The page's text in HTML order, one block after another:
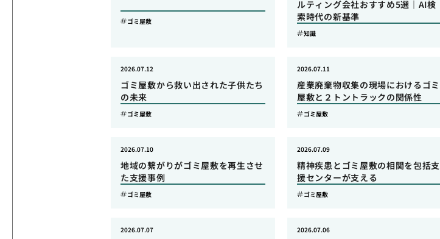
ゴミ屋敷
ルティング会社おすすめ5選｜AI検
索時代の新基準
知識
ゴミ屋敷から救い出された子供たち
の未来
2026.07.12
ゴミ屋敷
産業廃棄物収集の現場におけるゴミ
屋敷と２トントラックの関係性
2026.07.11
ゴミ屋敷
地域の繋がりがゴミ屋敷を再生させ
た支援事例
2026.07.10
ゴミ屋敷
精神疾患とゴミ屋敷の相関を包括支
援センターが支える
2026.07.09
ゴミ屋敷
2026.07.07 2026.07.06